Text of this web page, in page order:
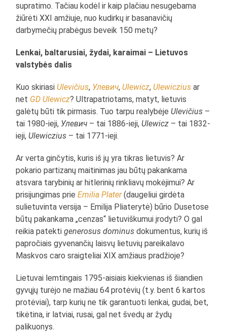
supratimo. Tačiau kodėl ir kaip plačiau nesugebama
žiūrėti XXI amžiuje, nuo kudirkų ir basanavičių
darbymečių prabėgus beveik 150 metų?
Lenkai, baltarusiai, žydai, karaimai – Lietuvos
valstybės dalis
Kuo skiriasi Ulevičius, Улевич, Ulewicz, Ulewiczius ar
net GD Ulewicz? Ultrapatriotams, matyt, lietuvis
galėtų būti tik pirmasis. Tuo tarpu realybėje Ulevičius –
tai 1980-ieji, Улевич – tai 1886-ieji, Ulewicz – tai 1832-
ieji, Ulewiczius – tai 1771-ieji.
Ar verta ginčytis, kuris iš jų yra tikras lietuvis? Ar
pokario partizanų maitinimas jau būtų pakankama
atsvara tarybinių ar hitlerinių rinkliavų mokėjimui? Ar
prisijungimas prieEmilia Plater(daugeliui girdėta
sulietuvinta versija – Emilija Pliaterytė) būrio Dusetose
būtų pakankama „cenzas“ lietuviškumui įrodyti? O gal
reikia patektigenerosus dominus dokumentus, kurių iš
papročiais gyvenančių laisvų lietuvių pareikalavo
Maskvos caro sraigteliai XIX amžiaus pradžioje?
Lietuvai lemtingais 1795-aisiais kiekvienas iš šiandien
gyvųjų turėjo ne mažiau 64 protėvių (t.y. bent 6 kartos
protėviai), tarp kurių ne tik garantuoti lenkai, gudai, bet,
tikėtina, ir latviai, rusai, gal net švedų ar žydų
palikuonys.